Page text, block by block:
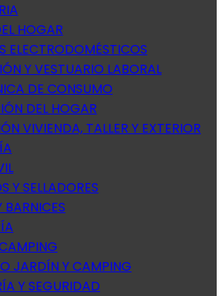
HOGAR
ELECTRODOMÉSTICOS
Y VESTUARIO LABORAL
DE CONSUMO
DEL HOGAR
VIVIENDA, TALLER Y EXTERIOR
Y SELLADORES
BARNICES
JARDÍN Y CAMPING
Y SEGURIDAD